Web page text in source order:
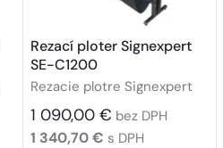
Rezací ploter Signexpert
SE-C1200
Rezacie plotre Signexpert
1 090,00 € bez DPH
1 340,70 € s DPH